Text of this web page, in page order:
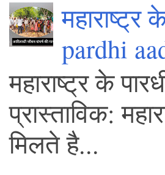
pardhi
महाराष्ट्र के
प्रास्ताविक:
मिलते है...